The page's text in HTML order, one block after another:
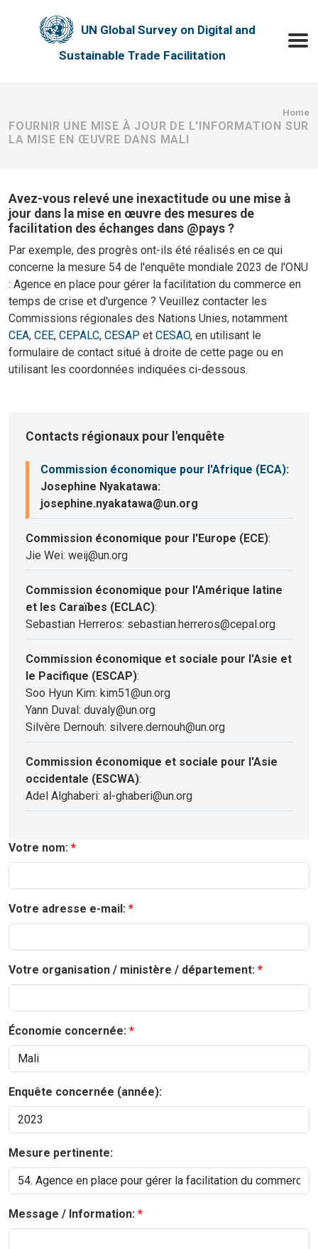
UN Global Survey on Digital and
Sustainable Trade Facilitation
Home
FOURNIR UNE MISE À JOUR DE L'INFORMATION SUR
LA MISE EN ŒUVRE DANS MALI
Avez-vous relevé une inexactitude ou une mise à
jour dans la mise en œuvre des mesures de
facilitation des échanges dans @pays ?
Par exemple, des progrès ont-ils été réalisés en ce qui
concerne la mesure 54 de l'enquête mondiale 2023 de l'ONU
: Agence en place pour gérer la facilitation du commerce en
temps de crise et d'urgence ? Veuillez contacter les
Commissions régionales des Nations Unies, notamment
CEA, CEE, CEPALC, CESAP et CESAO, en utilisant le
formulaire de contact situé à droite de cette page ou en
utilisant les coordonnées indiquées ci-dessous.
Contacts régionaux pour l'enquête
Commission économique pour l'Afrique (ECA):
Josephine Nyakatawa:
josephine.nyakatawa@un.org
Commission économique pour l'Europe (ECE):
Jie Wei: weij@un.org
Commission économique pour l'Amérique latine
et les Caraïbes (ECLAC):
Sebastian Herreros: sebastian.herreros@cepal.org
Commission économique et sociale pour l'Asie et
le Pacifique (ESCAP):
Soo Hyun Kim: kim51@un.org
Yann Duval: duvaly@un.org
Silvère Dernouh: silvere.dernouh@un.org
Commission économique et sociale pour l'Asie
occidentale (ESCWA):
Adel Alghaberi: al-ghaberi@un.org
Votre nom:
Votre adresse e-mail:
Votre organisation / ministère / département:
Économie concernée:
Enquête concernée (année):
Mesure pertinente:
Message / Information: